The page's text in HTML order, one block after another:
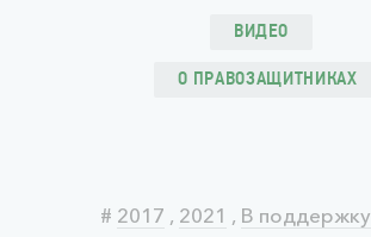
ВИДЕО
О ПРАВОЗАЩИТНИКАХ
# 2017 , 2021 , В поддержку